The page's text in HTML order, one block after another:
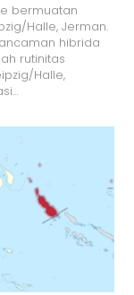
bermuatan
Halle, Jerman.
hibrida
rutinitas
Halle,